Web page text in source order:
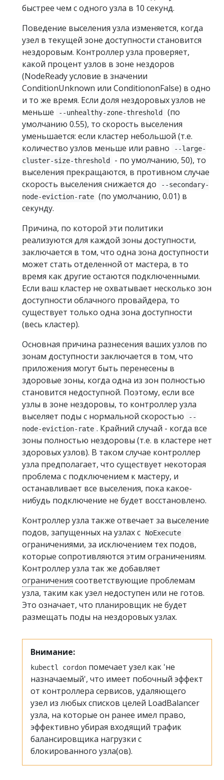
быстрее чем с одного узла в 10 секунд.
Поведение выселения узла изменяется, когда
узел в текущей зоне доступности становится
нездоровым. Контроллер узла проверяет,
какой процент узлов в зоне нездоров
(NodeReady условие в значении
ConditionUnknown или ConditiononFalse) в одно
и то же время. Если доля нездоровых узлов не
меньше
--unhealthy-zone-threshold
(по
умолчанию 0.55), то скорость выселения
уменьшается: если кластер небольшой (т.е.
количество узлов меньше или равно
--large-
cluster-size-threshold
- по умолчанию, 50), то
выселения прекращаются, в противном случае
скорость выселения снижается до
--secondary-
node-eviction-rate (по умолчанию, 0.01) в
секунду.
Причина, по которой эти политики
реализуются для каждой зоны доступности,
заключается в том, что одна зона доступности
может стать отделенной от мастера, в то
время как другие остаются подключенными.
Если ваш кластер не охватывает несколько зон
доступности облачного провайдера, то
существует только одна зона доступности
(весь кластер).
Основная причина разнесения ваших узлов по
зонам доступности заключается в том, что
приложения могут быть перенесены в
здоровые зоны, когда одна из зон полностью
становится недоступной. Поэтому, если все
узлы в зоне нездоровы, то контроллер узла
выселяет поды с нормальной скоростью
--
node-eviction-rate . Крайний случай - когда все
зоны полностью нездоровы (т.е. в кластере нет
здоровых узлов). В таком случае контроллер
узла предполагает, что существует некоторая
проблема с подключением к мастеру, и
останавливает все выселения, пока какое-
нибудь подключение не будет восстановлено.
Контроллер узла также отвечает за выселение
подов, запущенных на узлах с
NoExecute
ограничениями, за исключением тех подов,
которые сопротивляются этим ограничениям.
Контроллер узла так же добавляет
ограничения соответствующие проблемам
узла, таким как узел недоступен или не готов.
Это означает, что планировщик не будет
размещать поды на нездоровых узлах.
Внимание:
kubectl cordon помечает узел как 'не
назначаемый', что имеет побочный эффект
от контроллера сервисов, удаляющего
узел из любых списков целей LoadBalancer
узла, на которые он ранее имел право,
эффективно убирая входящий трафик
балансировщика нагрузки с
блокированного узла(ов).